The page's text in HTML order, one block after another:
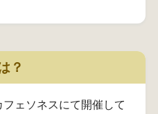
？
ェソネスにて開催して